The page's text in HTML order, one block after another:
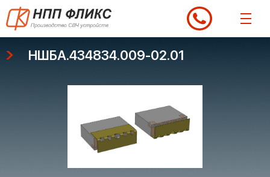
Перейти
содержимому
НШБА.434834.009-02.01